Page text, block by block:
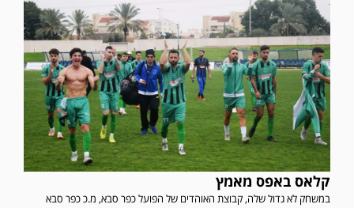
קלאס באפס מאמץ
במשחק לא גדול שלה, קבוצת האוהדים של הפועל כפר סבא, מ.כ כפר סבא